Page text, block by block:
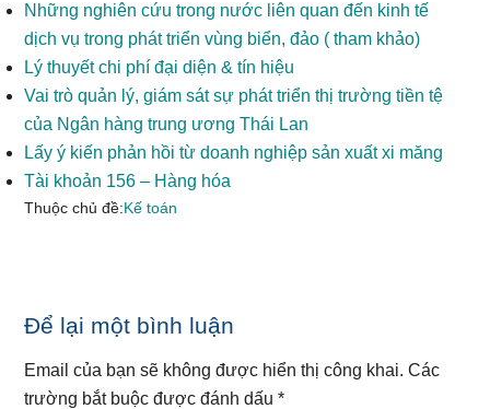
Những nghiên cứu trong nước liên quan đến kinh tế
dịch vụ trong phát triển vùng biển, đảo ( tham khảo)
Lý thuyết chi phí đại diện & tín hiệu
Vai trò quản lý, giám sát sự phát triển thị trường tiền tệ
của Ngân hàng trung ương Thái Lan
Lấy ý kiến phản hồi từ doanh nghiệp sản xuất xi măng
Tài khoản 156 – Hàng hóa
Thuộc chủ đề:Kế toán
Reader
Interactions
Để lại một bình luận
Email của bạn sẽ không được hiển thị công khai. Các
trường bắt buộc được đánh dấu*